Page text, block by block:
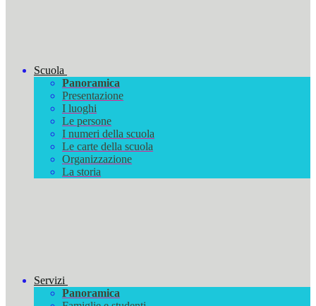
Scuola
Panoramica
Presentazione
I luoghi
Le persone
I numeri della scuola
Le carte della scuola
Organizzazione
La storia
Servizi
Panoramica